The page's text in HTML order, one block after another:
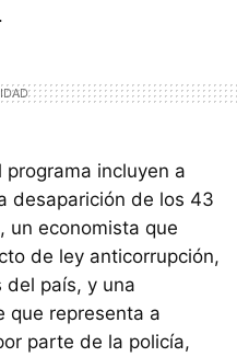
incluyen a
desaparición de los 43
un economista que
de ley anticorrupción,
país, y una
que representa a
parte de la policía,